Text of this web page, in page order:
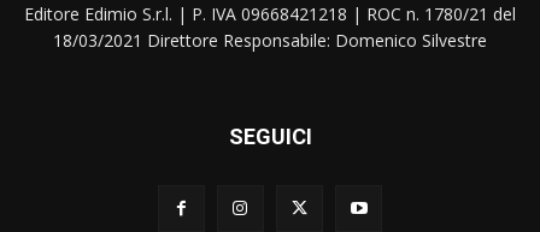
Editore Edimio S.r.l. | P. IVA 09668421218 | ROC n. 1780/21 del
18/03/2021 Direttore Responsabile: Domenico Silvestre
SEGUICI